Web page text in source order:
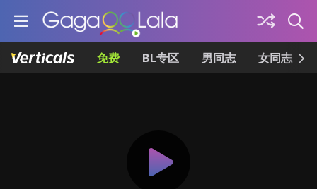
免费 BL专区 男同志 女同志